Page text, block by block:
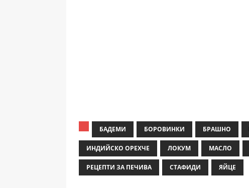
БАДЕМИ БОРОВИНКИ БРАШНО
ИНДИЙСКО ОРЕХЧЕ ЛОКУМ МАСЛО
РЕЦЕПТИ ЗА ПЕЧИВА СТАФИДИ ЯЙЦЕ